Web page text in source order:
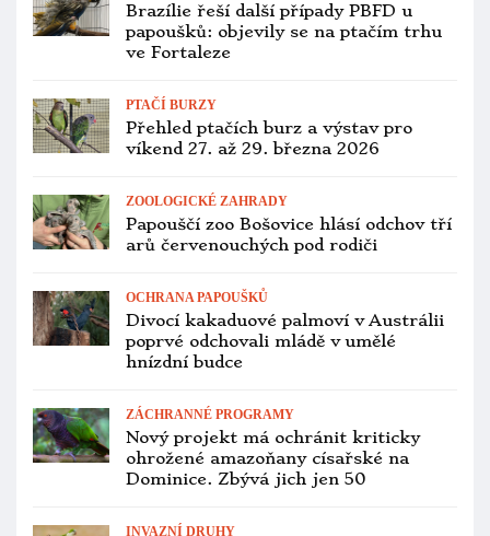
Brazílie řeší další případy PBFD u
papoušků: objevily se na ptačím trhu
ve Fortaleze
PTAČÍ BURZY
Přehled ptačích burz a výstav pro
víkend 27. až 29. března 2026
ZOOLOGICKÉ ZAHRADY
Papouščí zoo Bošovice hlásí odchov tří
arů červenouchých pod rodiči
OCHRANA PAPOUŠKŮ
Divocí kakaduové palmoví v Austrálii
poprvé odchovali mládě v umělé
hnízdní budce
ZÁCHRANNÉ PROGRAMY
Nový projekt má ochránit kriticky
ohrožené amazoňany císařské na
Dominice. Zbývá jich jen 50
INVAZNÍ DRUHY